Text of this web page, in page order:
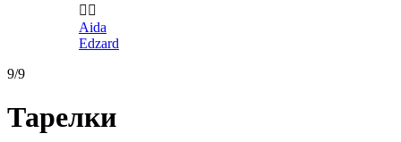
 
Aida
Edzard
9/9
Тарелки